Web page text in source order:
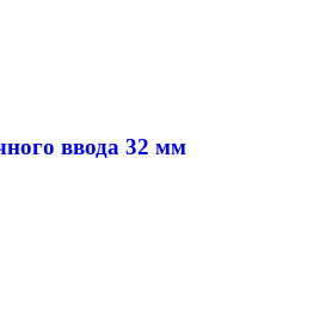
ввода 32 мм